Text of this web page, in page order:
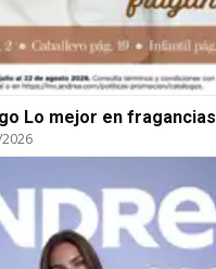
Lo mejor en fragancias